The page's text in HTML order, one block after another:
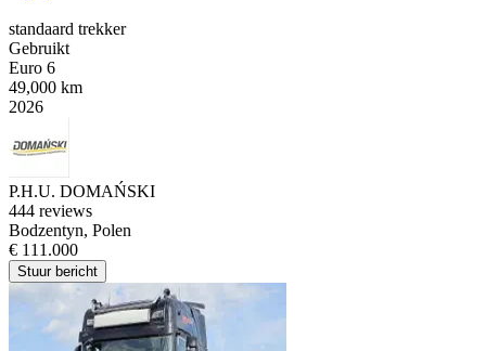
standaard trekker
Gebruikt
Euro 6
49,000 km
2026
P.H.U. DOMAŃSKI
444 reviews
Bodzentyn, Polen
€ 111.000
Stuur bericht